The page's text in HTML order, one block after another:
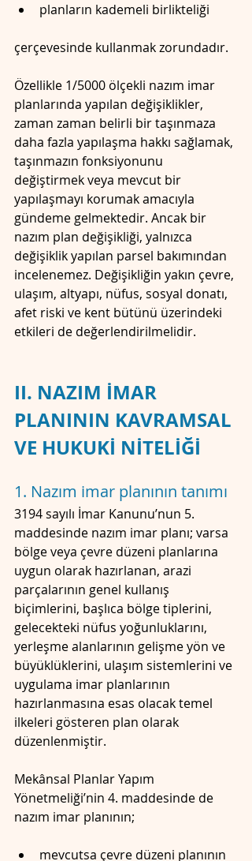
planların kademeli birlikteliği
çerçevesinde kullanmak zorundadır.
Özellikle 1/5000 ölçekli nazım imar
planlarında yapılan değişiklikler,
zaman zaman belirli bir taşınmaza
daha fazla yapılaşma hakkı sağlamak,
taşınmazın fonksiyonunu
değiştirmek veya mevcut bir
yapılaşmayı korumak amacıyla
gündeme gelmektedir. Ancak bir
nazım plan değişikliği, yalnızca
değişiklik yapılan parsel bakımından
incelenemez. Değişikliğin yakın çevre,
ulaşım, altyapı, nüfus, sosyal donatı,
afet riski ve kent bütünü üzerindeki
etkileri de değerlendirilmelidir.
II. NAZIM İMAR
PLANININ KAVRAMSAL
VE HUKUKİ NİTELİĞİ
1. Nazım imar planının tanımı
3194 sayılı İmar Kanunu’nun 5.
maddesinde nazım imar planı; varsa
bölge veya çevre düzeni planlarına
uygun olarak hazırlanan, arazi
parçalarının genel kullanış
biçimlerini, başlıca bölge tiplerini,
gelecekteki nüfus yoğunluklarını,
yerleşme alanlarının gelişme yön ve
büyüklüklerini, ulaşım sistemlerini ve
uygulama imar planlarının
hazırlanmasına esas olacak temel
ilkeleri gösteren plan olarak
düzenlenmiştir.
Mekânsal Planlar Yapım
Yönetmeliği’nin 4. maddesinde de
nazım imar planının;
mevcutsa çevre düzeni planının